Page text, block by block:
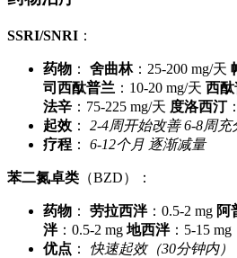
SSRI/SNRI ：
药物 ： 舍曲林：25-200 mg/天
司西酞普兰 ：10-20 mg/天 西酞
法辛 ：75-225 mg/天 度洛西汀
起效 ： 2-4周开始改善 6-8周充
疗程 ： 6-12个月 逐渐减量
苯二氮卓类 （BZD）：
药物 ： 劳拉西泮：0.5-2 mg 阿
泮：0.5-2 mg 地西泮：5-15 mg
优点 ： 快速起效（30分钟内）